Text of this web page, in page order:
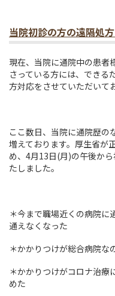
当院初診の方の遠隔処
現在、当院に通院中の患者
さっている方には、できる
方対応をさせていただいて
ここ数日、当院に通院歴の
増えております。厚生省が
め、4月13日(月)の午後か
たしました。
＊今まで職場近くの病院に
通えなくなった
＊かかりつけが総合病院な
＊かかりつけがコロナ治療
めた